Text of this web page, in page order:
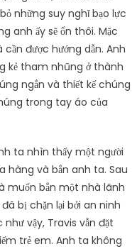
những suy nghĩ bạo lực
anh ấy sẽ ổn thôi. Mặc
được hướng dẫn. Anh
kẻ tham nhũng ở thành
ngắn và thiết kế chúng
trong tay áo của
ta nhìn thấy một người
hàng và bắn anh ta. Sau
bắn một nhà lãnh
bị chặn lại bởi an ninh
vậy, Travis vẫn đặt
trẻ em. Anh ta không